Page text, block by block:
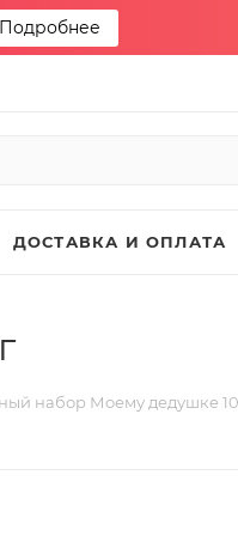
Подробнее
ДОСТАВКА И ОПЛАТА
набор Моему дедушке